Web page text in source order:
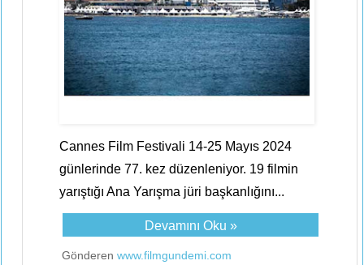
Cannes Film Festivali 14-25 Mayıs 2024
günlerinde 77. kez düzenleniyor. 19 filmin
yarıştığı Ana Yarışma jüri başkanlığını...
Devamını Oku »
Gönderen www.filmgundemi.com